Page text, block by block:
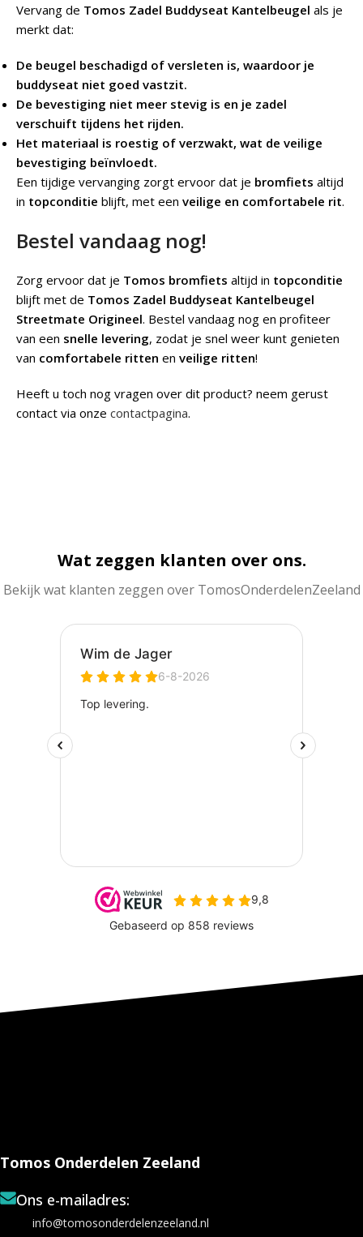
Vervang de Tomos Zadel Buddyseat Kantelbeugel als je
merkt dat:
De beugel beschadigd of versleten is, waardoor je
buddyseat niet goed vastzit.
De bevestiging niet meer stevig is en je zadel
verschuift tijdens het rijden.
Het materiaal is roestig of verzwakt, wat de veilige
bevestiging beïnvloedt.
Een tijdige vervanging zorgt ervoor dat je bromfiets altijd
in topconditie blijft, met een veilige en comfortabele rit.
Bestel vandaag nog!
Zorg ervoor dat je Tomos bromfiets altijd in topconditie
blijft met de Tomos Zadel Buddyseat Kantelbeugel
Streetmate Origineel. Bestel vandaag nog en profiteer
van een snelle levering, zodat je snel weer kunt genieten
van comfortabele ritten en veilige ritten!
Heeft u toch nog vragen over dit product? neem gerust
contact via onze contactpagina.
Wat zeggen klanten over ons.
Bekijk wat klanten zeggen over TomosOnderdelenZeeland
Tomos Onderdelen Zeeland
Ons e-mailadres:
info@tomosonderdelenzeeland.nl